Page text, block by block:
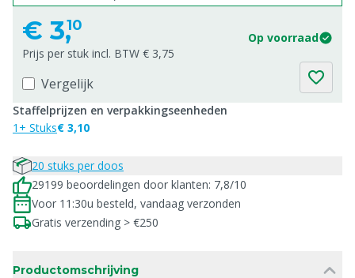
€ 3,10
Op voorraad
Prijs per stuk incl. BTW € 3,75
Vergelijk
Staffelprijzen en verpakkingseenheden
1+ Stuks€ 3,10
20 stuks per doos
29199 beoordelingen door klanten: 7,8/10
Voor 11:30u besteld, vandaag verzonden
Gratis verzending > €250
Productomschrijving